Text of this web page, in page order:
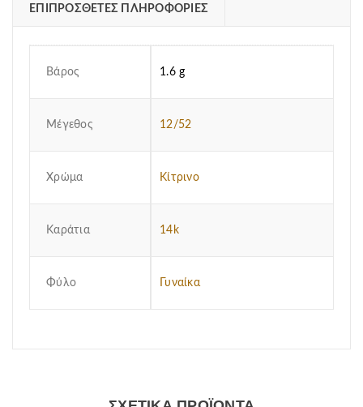
ΕΠΙΠΡΌΣΘΕΤΕΣ ΠΛΗΡΟΦΟΡΊΕΣ
Βάρος 1.6 g
Μέγεθος 12/52
Χρώμα Κίτρινο
Καράτια 14k
Φύλο Γυναίκα